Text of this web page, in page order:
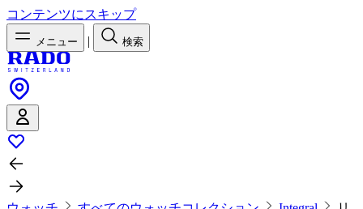
コンテンツにスキップ
メニュー | 検索